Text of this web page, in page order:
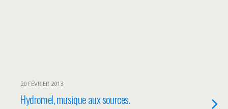
20 FÉVRIER 2013
Hydromel, musique aux sources.